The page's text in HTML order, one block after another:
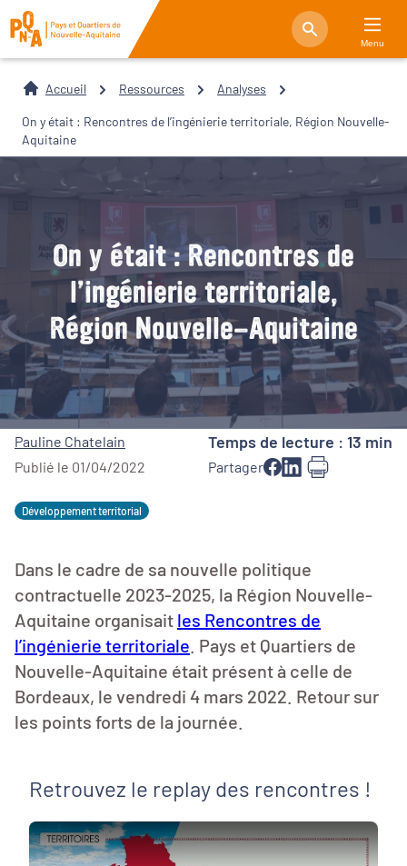
Menu
Accueil Ressources Analyses
On y était : Rencontres de l’ingénierie territoriale, Région Nouvelle-
Aquitaine
On y était : Rencontres de
l’ingénierie territoriale,
Région Nouvelle-Aquitaine
Pauline Chatelain
Publié le 01/04/2022
Temps de lecture : 13 min
Partager
Développement territorial
Dans le cadre de sa nouvelle politique
contractuelle 2023-2025, la Région Nouvelle-
Aquitaine organisait les Rencontres de
l’ingénierie territoriale . Pays et Quartiers de
Nouvelle-Aquitaine était présent à celle de
Bordeaux, le vendredi 4 mars 2022. Retour sur
les points forts de la journée.
Retrouvez le replay des rencontres !